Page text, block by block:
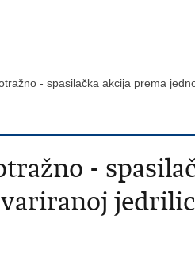
- spasilačka akcija prema
-